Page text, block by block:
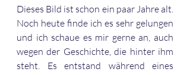
Dieses Bild ist schon ein paar Jahre alt.
Noch heute finde ich es sehr gelungen
und ich schaue es mir gerne an, auch
wegen der Geschichte, die hinter ihm
steht. Es entstand während eines